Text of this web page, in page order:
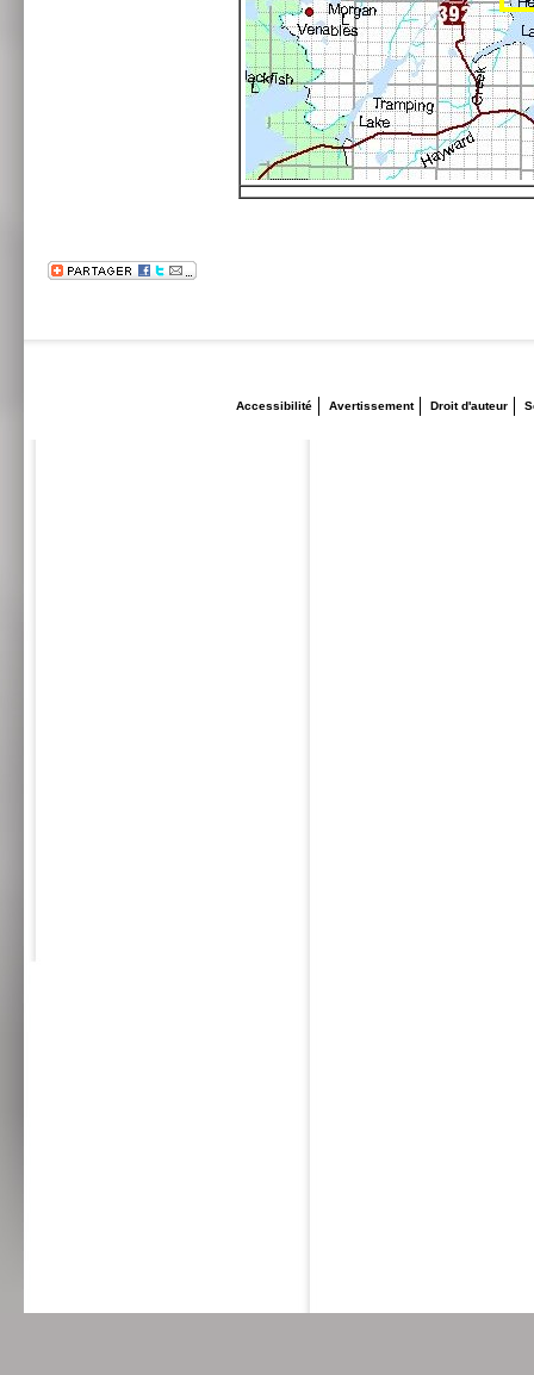
Accessibilité Avertissement Droit d'auteur